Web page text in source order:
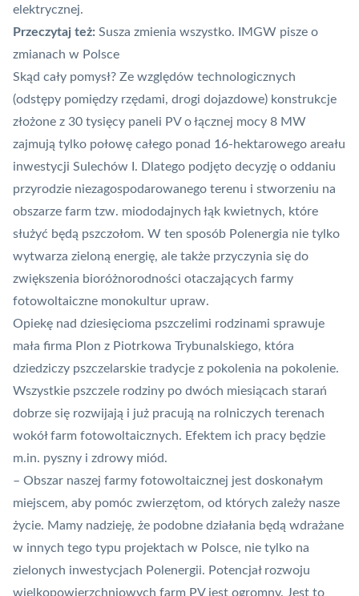
elektrycznej.
Przeczytaj też: Susza zmienia wszystko. IMGW pisze o
zmianach w Polsce
Skąd cały pomysł? Ze względów technologicznych
(odstępy pomiędzy rzędami, drogi dojazdowe) konstrukcje
złożone z 30 tysięcy paneli PV o łącznej mocy 8 MW
zajmują tylko połowę całego ponad 16-hektarowego areału
inwestycji Sulechów I. Dlatego podjęto decyzję o oddaniu
przyrodzie niezagospodarowanego terenu i stworzeniu na
obszarze farm tzw. miododajnych łąk kwietnych, które
służyć będą pszczołom. W ten sposób Polenergia nie tylko
wytwarza zieloną energię, ale także przyczynia się do
zwiększenia bioróżnorodności otaczających farmy
fotowoltaiczne monokultur upraw.
Opiekę nad dziesięcioma pszczelimi rodzinami sprawuje
mała firma Plon z Piotrkowa Trybunalskiego, która
dziedziczy pszczelarskie tradycje z pokolenia na pokolenie.
Wszystkie pszczele rodziny po dwóch miesiącach starań
dobrze się rozwijają i już pracują na rolniczych terenach
wokół farm fotowoltaicznych. Efektem ich pracy będzie
m.in. pyszny i zdrowy miód.
– Obszar naszej farmy fotowoltaicznej jest doskonałym
miejscem, aby pomóc zwierzętom, od których zależy nasze
życie. Mamy nadzieję, że podobne działania będą wdrażane
w innych tego typu projektach w Polsce, nie tylko na
zielonych inwestycjach Polenergii. Potencjał rozwoju
wielkopowierzchniowych farm PV jest ogromny. Jest to